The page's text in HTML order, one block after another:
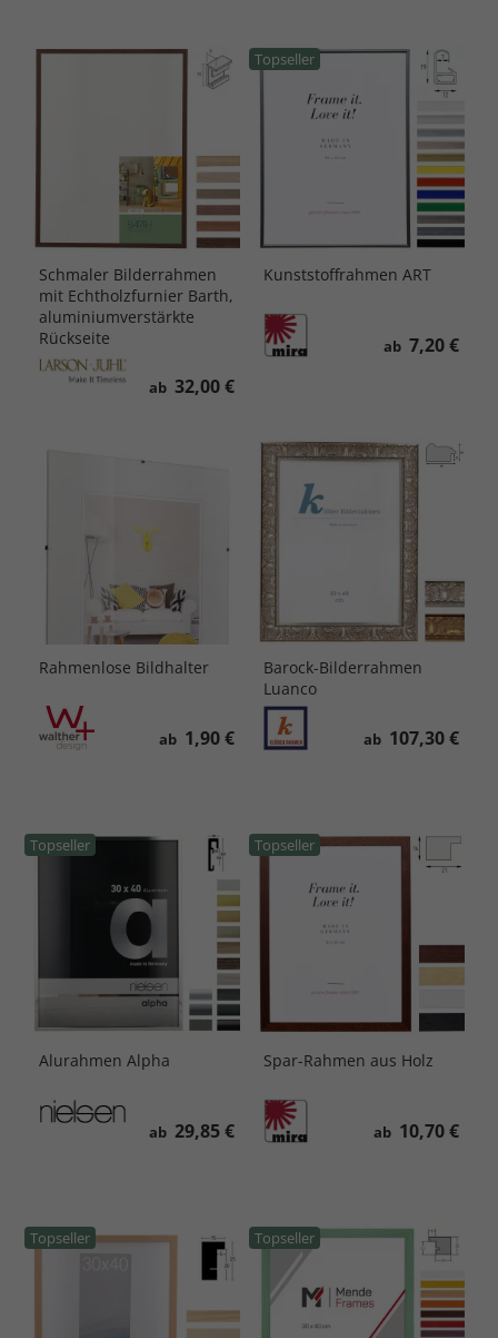
Schmaler Bilderrahmen
mit Echtholzfurnier Barth,
aluminiumverstärkte
Rückseite
ab 32,00 €
Topseller
Kunststoffrahmen ART
ab 7,20 €
Rahmenlose Bildhalter
ab 1,90 €
Barock-Bilderrahmen
Luanco
ab 107,30 €
Topseller
Alurahmen Alpha
ab 29,85 €
Topseller
Spar-Rahmen aus Holz
ab 10,70 €
Topseller Topseller